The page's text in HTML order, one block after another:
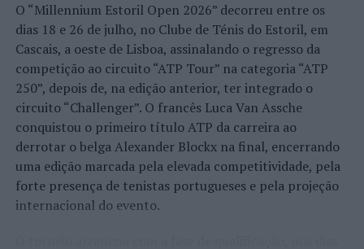
AEC
ENSINO
VAGOS
PRÓXIMO
Anadia associa-se à operação “Floresta Segura 2023”
NÃO PERCA
Final Four da Taça de Portugal de Seniores masculinos
de voleibol joga-se sábado e domingo em Viana do
Castelo
O “Millennium Estoril Open 2026” decorreu entre os
dias 18 e 26 de julho, no Clube de Ténis do Estoril, em
Cascais, a oeste de Lisboa, assinalando o regresso da
competição ao circuito “ATP Tour” na categoria “ATP
250”, depois de, na edição anterior, ter integrado o
circuito “Challenger”. O francês Luca Van Assche
conquistou o primeiro título ATP da carreira ao
derrotar o belga Alexander Blockx na final, encerrando
uma edição marcada pela elevada competitividade, pela
forte presença de tenistas portugueses e pela projeção
internacional do evento.